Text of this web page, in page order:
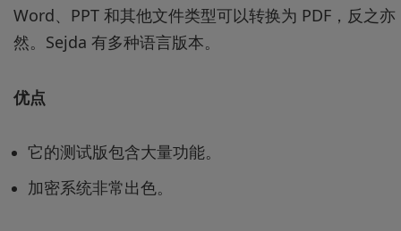
Word、PPT 和其他文件类型可以转换为 PDF，反之亦
然。Sejda 有多种语言版本。
优点
它的测试版包含大量功能。
加密系统非常出色。